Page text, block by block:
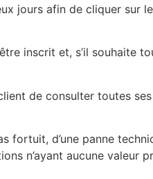
jours afin de cliquer sur
inscrit et, s’il souhaite
de consulter toutes
fortuit, d’une panne
n’ayant aucune valeur